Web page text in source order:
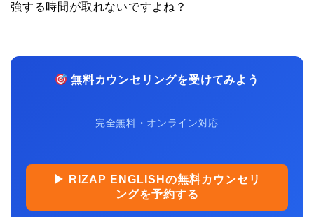
強する時間が取れないですよね？
無料カウンセリングを受けてみよう
完全無料・オンライン対応
▶ RIZAP ENGLISHの無料カウンセリ
ングを予約する